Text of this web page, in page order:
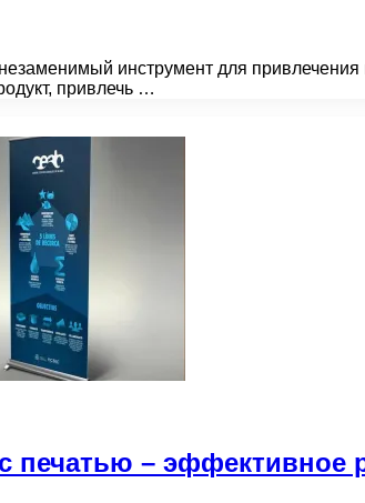
инструмент для
привлечь …
печатью – эффективное